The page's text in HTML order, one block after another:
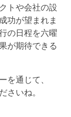
トや会社の設
功が望まれま
の日程を六曜
が期待できる
を通じて、
さいね。